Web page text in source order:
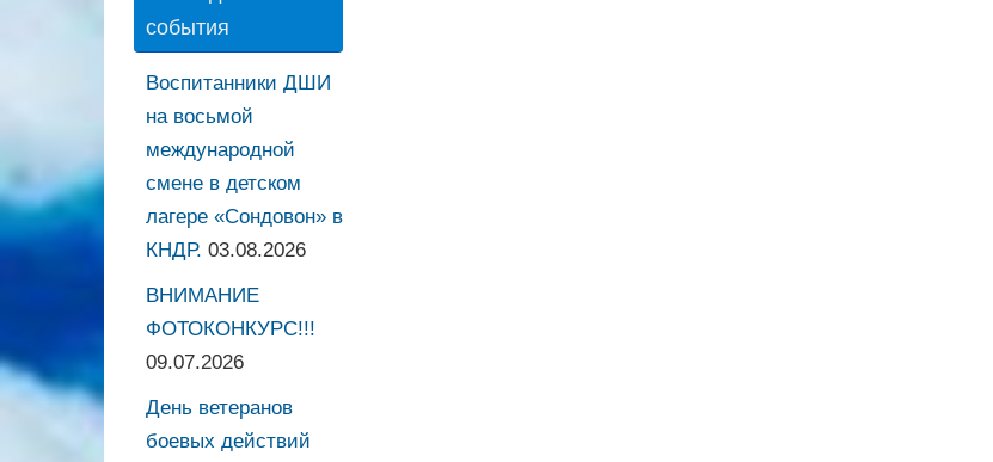
события
Воспитанники ДШИ
на восьмой
международной
смене в детском
лагере «Сондовон» в
КНДР. 03.08.2026
ВНИМАНИЕ
ФОТОКОНКУРС!!!
09.07.2026
День ветеранов
боевых действий